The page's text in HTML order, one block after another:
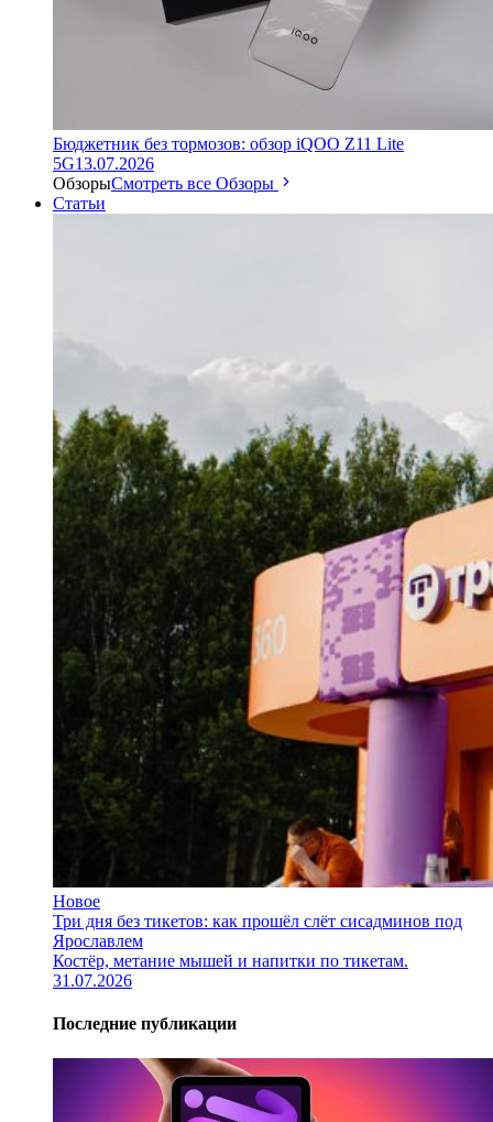
Бюджетник без тормозов: обзор iQOO Z11 Lite
5G13.07.2026
ОбзорыСмотреть все Обзоры
Статьи
Новое
Три дня без тикетов: как прошёл слёт сисадминов под
Ярославлем
Костёр, метание мышей и напитки по тикетам.
31.07.2026
Последние публикации